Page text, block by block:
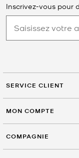
Inscrivez-vous pour
SERVICE CLIENT
MON COMPTE
COMPAGNIE